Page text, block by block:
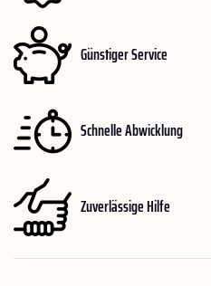
Günstiger Service
Schnelle Abwicklung
Zuverlässige Hilfe